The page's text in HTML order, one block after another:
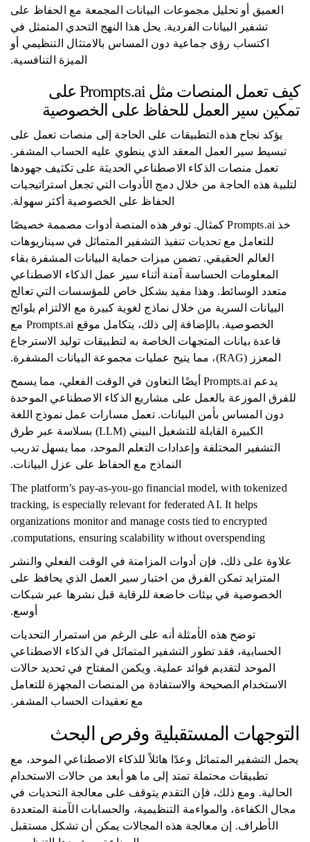
العميق أو تحليل مجموعات البيانات المجمعة مع الحفاظ على
تشفير البيانات الفردية. يحل هذا النهج التحدي المتمثل في
اكتساب رؤى جماعية دون المساس بالامتثال التنظيمي أو
الميزة التنافسية.
كيف تعمل المنصات مثل Prompts.ai على
تمكين سير العمل للحفاظ على الخصوصية
يؤكد نجاح هذه التطبيقات على الحاجة إلى منصات تعمل على
تبسيط سير العمل المعقد الذي ينطوي عليه الحساب المشفر.
تعمل منصات الذكاء الاصطناعي الحديثة على تكثيف جهودها
لتلبية هذه الحاجة من خلال دمج الأدوات التي تجعل استراتيجيات
الحفاظ على الخصوصية أكثر سهولة.
خذ Prompts.ai كمثال. توفر هذه المنصة أدوات مصممة خصيصًا
للتعامل مع تحديات تنفيذ التشفير المتماثل في سيناريوهات
العالم الحقيقي. تضمن ميزات حماية البيانات المشفرة بقاء
المعلومات الحساسة آمنة أثناء سير عمل الذكاء الاصطناعي
متعدد الوسائط. وهذا مفيد بشكل خاص للمؤسسات التي تعالج
البيانات السرية من خلال نماذج لغوية كبيرة مع الالتزام بلوائح
الخصوصية. بالإضافة إلى ذلك، يتكامل موقع Prompts.ai مع
قاعدة بيانات المتجهات الخاصة به لتطبيقات توليد الاسترجاع
المعزز (RAG)، مما يتيح عمليات مجموعة البيانات المشفرة.
يدعم Prompts.ai أيضًا التعاون في الوقت الفعلي، مما يسمح
للفرق الموزعة بالعمل على مشاريع الذكاء الاصطناعي الموحدة
دون المساس بأمن البيانات. تعمل مسارات عمل نموذج اللغة
الكبيرة القابلة للتشغيل البيني (LLM) بسلاسة عبر طرق
التشفير المختلفة وإعدادات التعلم الموحد، مما يسهل تدريب
النماذج مع الحفاظ على عزل البيانات.
The platform’s pay-as-you-go financial model, with tokenized
tracking, is especially relevant for federated AI. It helps
organizations monitor and manage costs tied to encrypted
computations, ensuring scalability without overspending.
علاوة على ذلك، فإن أدوات المزامنة في الوقت الفعلي والنشر
المتزايد تمكن الفرق من اختبار سير العمل الذي يحافظ على
الخصوصية في بيئات خاضعة للرقابة قبل نشرها عبر شبكات
أوسع.
توضح هذه الأمثلة أنه على الرغم من استمرار التحديات
الحسابية، فقد تطور التشفير المتماثل في الذكاء الاصطناعي
الموحد لتقديم فوائد عملية. ويكمن المفتاح في تحديد حالات
الاستخدام الصحيحة والاستفادة من المنصات المجهزة للتعامل
مع تعقيدات الحساب المشفر.
التوجهات المستقبلية وفرص البحث
يحمل التشفير المتماثل وعدًا هائلاً للذكاء الاصطناعي الموحد، مع
تطبيقات محتملة تمتد إلى ما هو أبعد من حالات الاستخدام
الحالية. ومع ذلك، فإن التقدم يتوقف على معالجة التحديات في
مجال الكفاءة، والمواءمة التنظيمية، والحسابات الآمنة المتعددة
الأطراف. إن معالجة هذه المجالات يمكن أن تشكل مستقبل